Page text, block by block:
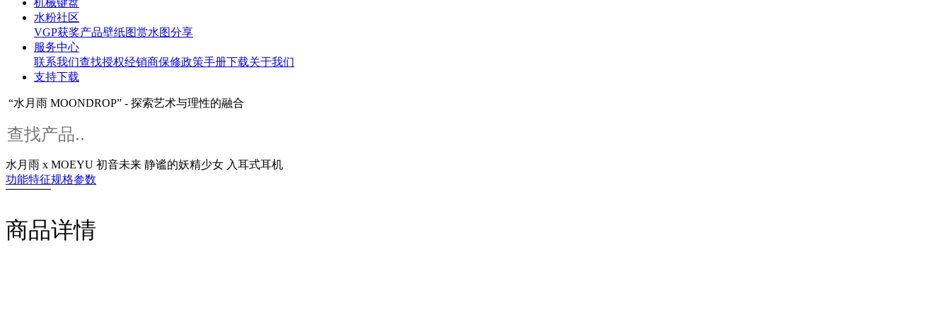
机械键盘
水粉社区
VGP获奖产品壁纸图赏水图分享
服务中心
联系我们查找授权经销商保修政策手册下载关于我们
支持下载
“水月雨 MOONDROP” - 探索艺术与理性的融合
水月雨 x MOEYU 初音未来 静谧的妖精少女 入耳式耳机
功能特征规格参数
商品详情